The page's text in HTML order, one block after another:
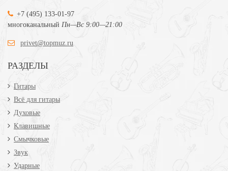
+7 (495) 133-01-97
многоканальный Пн—Вс 9:00—21:00
privet@topmuz.ru
РАЗДЕЛЫ
Гитары
Всё для гитары
Духовые
Клавишные
Смычковые
Звук
Ударные